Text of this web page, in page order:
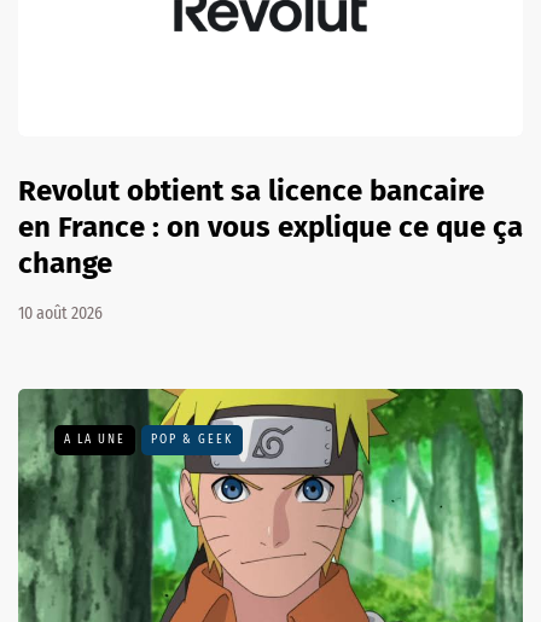
Revolut obtient sa licence bancaire
en France : on vous explique ce que ça
change
10 août 2026
A LA UNE POP & GEEK